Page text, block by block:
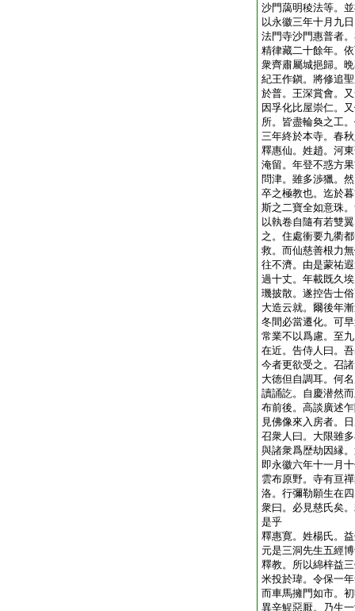
沙門藹明稜法等。
以永徽三年十月九
法門寺沙門惠普者
精律藏二十餘年。
衆齊肅屬城挹歸。
紀王作鎭。將修追
於普。王深賞會。
因孚化比屋崇仁。
所。皆盡輪奐之工
三年終於本寺。春
釋惠仙。姓趙。河
淹留。年登不惑方
問津。雖多渉獵。
卒之極教也。迄於
斯之二寶全如意珠
以執卷自隨有若雙
之。住處衝要九衢
救。而仙慈善根力
往不濟。由是蒙祐
過十丈。年載既久
璣披散。遂控告士
大造云就。爾後年
冬間必當遷化。可
常業不以爲慮。至
在近。告侍人曰。
今者更欲受之。召
大徳但自調耳。何
讀誦訖。自慶潜然
布前後。高談廣述
見佛像來入房者。
召衆人曰。大限雖
與諸衆爲歴劫因縁
即永徽六年十一月
雲布原野。寺有亘
洛。行彌勒願生在
衆曰。必見慈氏矣
是乎
釋惠寛。姓楊氏。
元是三洞先生五經
釋教。所以綿梓益
米投於瑋。令保一
而車馬擁門如市。
異辛鯹惡厭。乃生